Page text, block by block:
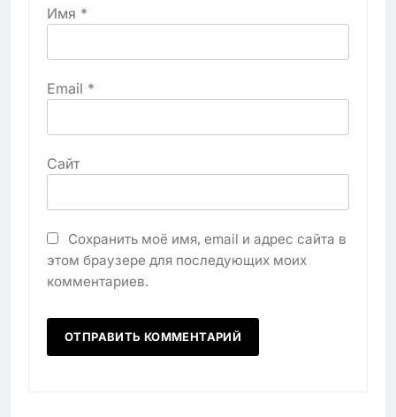
Имя *
Email *
Сайт
Сохранить моё имя, email и адрес сайта в
этом браузере для последующих моих
комментариев.